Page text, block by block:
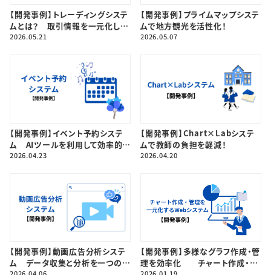
【開発事例】トレーディングシステ
ムとは？ 取引情報を一元化して
業務効率アップ！
2026.05.21
【開発事例】プライムマップシステ
ムで地方観光を活性化！
2026.05.07
【開発事例】イベント予約システ
ム AIツールを利用して効率的に
開発されました！
2026.04.23
【開発事例】Chart×Labシステ
ムで教師の負担を軽減！
2026.04.20
【開発事例】動画広告分析システ
ム データ収集と分析を一つのシ
【開発事例】多様なグラフ作成・管
理を効率化 チャート作成・管